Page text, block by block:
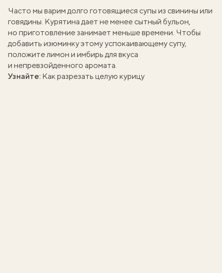
Часто мы варим долго готовящиеся супы из свинины или
говядины. Курятина дает не менее сытный бульон,
но приготовление занимает меньше времени. Чтобы
добавить изюминку этому успокаивающему супу,
положите лимон и имбирь для вкуса
и непревзойденного аромата.
Узнайте: Как разрезать целую курицу